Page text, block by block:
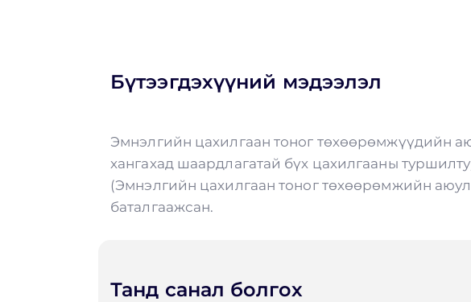
Бүтээгдэхүүний мэдээлэл
Эмнэлгийн цахилгаан тоног төхөөрөмжүүдийн
хангахад шаардлагатай бүх цахилгааны
(Эмнэлгийн цахилгаан тоног төхөөрөмжийн
баталгаажсан.
Танд санал болгох